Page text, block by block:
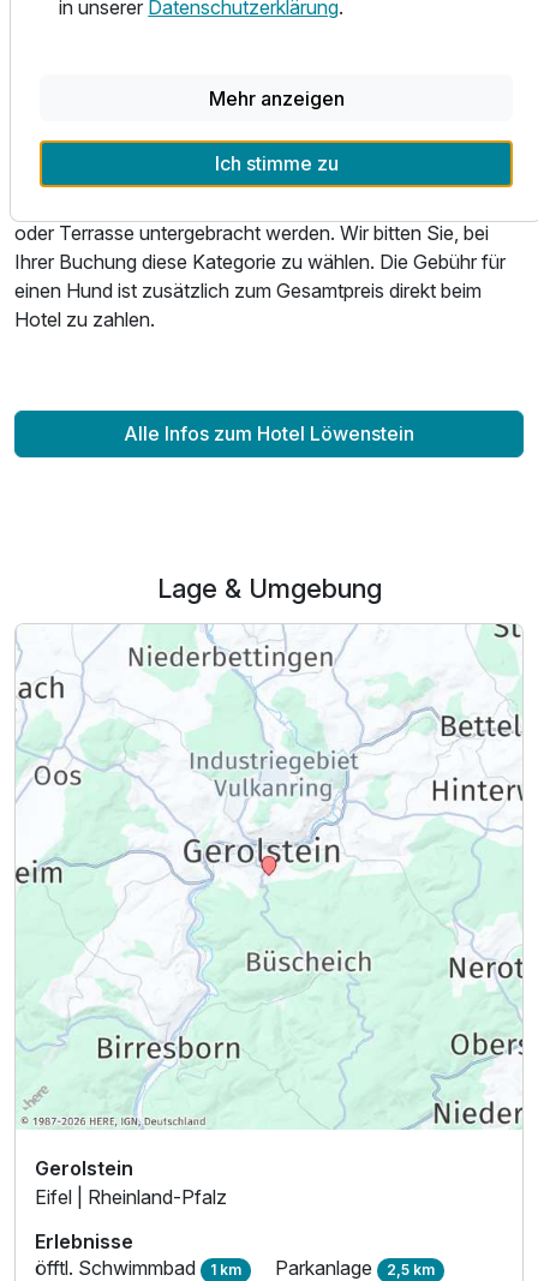
Zusatznächte
Für 2 Tage p.P. ab47,50 €
Doppelzimmer zur Einzelnutzung
Ausstattung
Auch Hunde sind in unserem Hotel herzlich willkommen.
Aus Rücksicht auf andere Gäste können sie ausschließlich
oder Terrasse untergebracht werden. Wir bitten Sie, bei
Ihrer Buchung diese Kategorie zu wählen. Die Gebühr für
einen Hund ist zusätzlich zum Gesamtpreis direkt beim
Hotel zu zahlen.
Alle Infos zum Hotel Löwenstein
Lage & Umgebung
Gerolstein
Eifel | Rheinland-Pfalz
Erlebnisse
öfftl. Schwimmbad 1 km Parkanlage 2,5 km
in unserer Datenschutzerklärung.
Mehr anzeigen
Ich stimme zu